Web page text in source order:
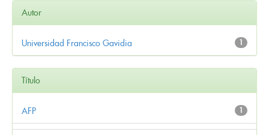
Autor
1
Universidad Francisco Gavidia
Título
1
AFP